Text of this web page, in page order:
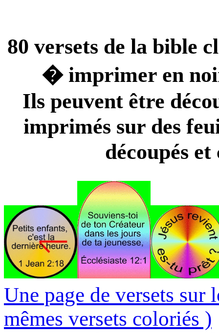
80 versets de la bible
� imprimer en
Ils peuvent être
imprimés sur des
découpés
Une page de versets sur
mêmes versets coloriés )